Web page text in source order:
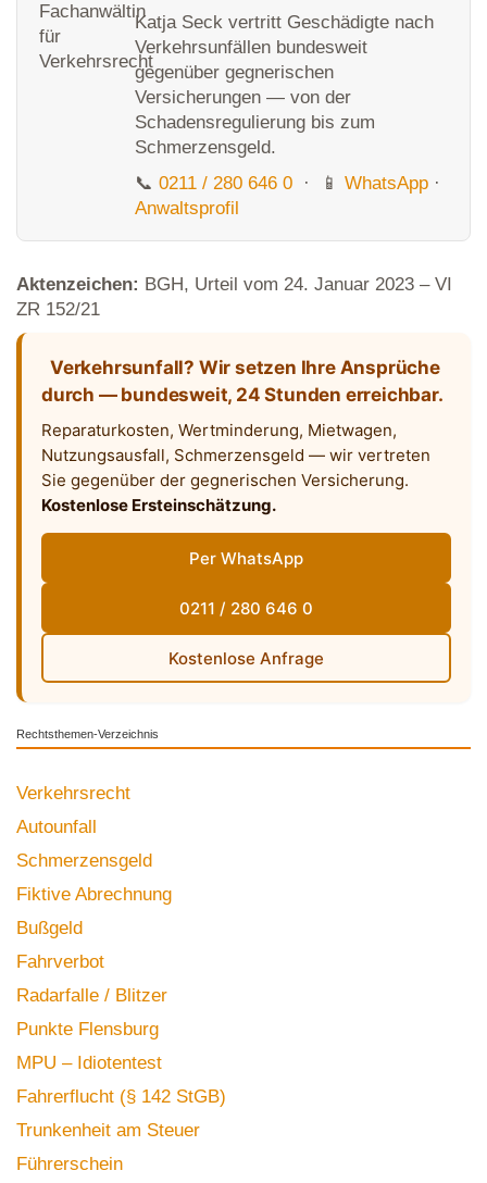
Katja Seck vertritt Geschädigte nach
Verkehrsunfällen bundesweit
gegenüber gegnerischen
Versicherungen — von der
Schadensregulierung bis zum
Schmerzensgeld.
📞 0211 / 280 646 0 · 📱 WhatsApp ·
Anwaltsprofil
Aktenzeichen: BGH, Urteil vom 24. Januar 2023 – VI
ZR 152/21
Verkehrsunfall? Wir setzen Ihre Ansprüche
durch — bundesweit, 24 Stunden erreichbar.
Reparaturkosten, Wertminderung, Mietwagen,
Nutzungsausfall, Schmerzensgeld — wir vertreten
Sie gegenüber der gegnerischen Versicherung.
Kostenlose Ersteinschätzung.
Per WhatsApp
0211 / 280 646 0
Kostenlose Anfrage
Rechtsthemen-Verzeichnis
Verkehrsrecht
Autounfall
Schmerzensgeld
Fiktive Abrechnung
Bußgeld
Fahrverbot
Radarfalle / Blitzer
Punkte Flensburg
MPU – Idiotentest
Fahrerflucht (§ 142 StGB)
Trunkenheit am Steuer
Führerschein